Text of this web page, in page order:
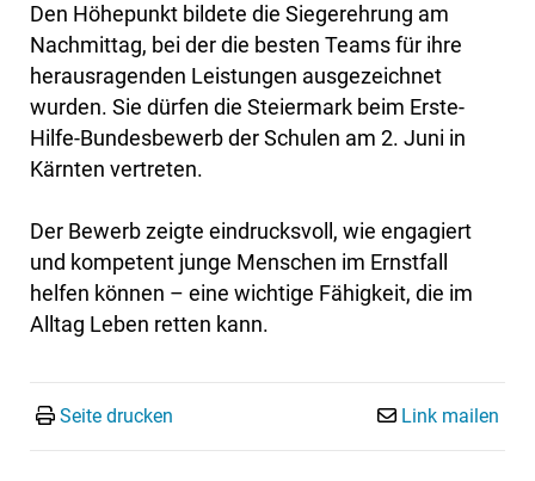
Den Höhepunkt bildete die Siegerehrung am
Nachmittag, bei der die besten Teams für ihre
herausragenden Leistungen ausgezeichnet
wurden. Sie dürfen die Steiermark beim Erste-
Hilfe-Bundesbewerb der Schulen am 2. Juni in
Kärnten vertreten.
Der Bewerb zeigte eindrucksvoll, wie engagiert
und kompetent junge Menschen im Ernstfall
helfen können – eine wichtige Fähigkeit, die im
Alltag Leben retten kann.
Seite drucken Link mailen